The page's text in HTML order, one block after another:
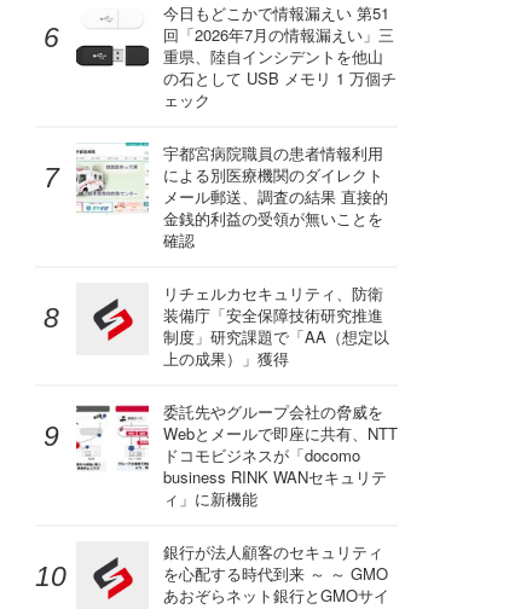
今日もどこかで情報漏えい 第51
回「2026年7月の情報漏えい」三
重県、陸自インシデントを他山
の石として USB メモリ 1 万個チ
ェック
宇都宮病院職員の患者情報利用
による別医療機関のダイレクト
メール郵送、調査の結果 直接的
金銭的利益の受領が無いことを
確認
リチェルカセキュリティ、防衛
装備庁「安全保障技術研究推進
制度」研究課題で「AA（想定以
上の成果）」獲得
委託先やグループ会社の脅威を
Webとメールで即座に共有、NTT
ドコモビジネスが「docomo
business RINK WANセキュリテ
ィ」に新機能
銀行が法人顧客のセキュリティ
を心配する時代到来 ～ ～ GMO
あおぞらネット銀行とGMOサイ